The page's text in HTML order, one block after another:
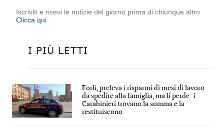
Iscriviti e ricevi le notizie del giorno prima di chiunque altro
Clicca qui
I PIÙ LETTI
Forlì, preleva i risparmi di mesi di lavoro
da spedire alla famiglia, ma li perde: i
Carabinieri trovano la somma e la
restituiscono